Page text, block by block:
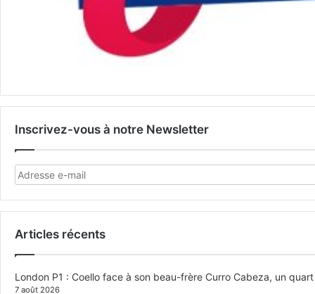
Inscrivez-vous à notre Newsletter
Articles récents
London P1 : Coello face à son beau-frère Curro Cabeza, un
7 août 2026